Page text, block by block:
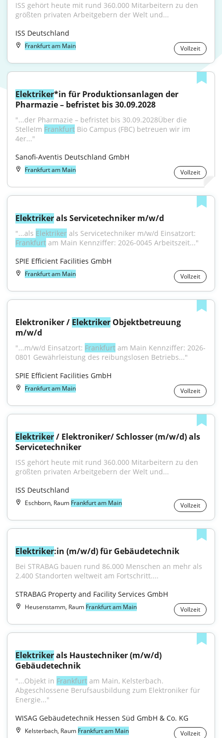
ISS gehört heute mit rund 360.000 Mitarbeitern zu den
größten privaten Arbeitgebern der Welt und...
ISS Deutschland
Frankfurt am Main Vollzeit
Elektriker*in für Produktionsanlagen der
Pharmazie – befristet bis 30.09.2028
"...der Pharmazie – befristet bis 30.09.2028Über die
StelleIm Frankfurt Bio Campus (FBC) betreuen wir im
4er..."
Sanofi-Aventis Deutschland GmbH
Frankfurt am Main Vollzeit
Elektriker als Servicetechniker m/w/d
"...als Elektriker
Frankfurt am Main Kennziffer: 2026-0045 Arbeitszeit..."
SPIE Efficient Facilities GmbH
Frankfurt am Main Vollzeit
Elektroniker / Elektriker Objektbetreuung
m/w/d
"...m/w/d Einsatzort: Frankfurt am Main Kennziffer: 2026-
0801 Gewährleistung des reibungslosen Betriebs..."
SPIE Efficient Facilities GmbH
Frankfurt am Main Vollzeit
Elektriker / Elektroniker/ Schlosser (m/w/d) als
Servicetechniker
ISS gehört heute mit rund 360.000 Mitarbeitern zu den
größten privaten Arbeitgebern der Welt und...
ISS Deutschland
Eschborn, Raum Frankfurt am Main Vollzeit
Elektriker:in (m/w/d) für Gebäudetechnik
Bei STRABAG bauen rund 86.000 Menschen an mehr als
2.400 Standorten weltweit am Fortschritt....
STRABAG Property and Facility Services GmbH
Heusenstamm, Raum Frankfurt am Main Vollzeit
Elektriker als Haustechniker (m/w/d)
Gebäudetechnik
"...Objekt in Frankfurt am Main, Kelsterbach.
Abgeschlossene Berufsausbildung zum Elektroniker für
Energie..."
WISAG Gebäudetechnik Hessen Süd GmbH & Co. KG
Kelsterbach, Raum Frankfurt am Main Vollzeit